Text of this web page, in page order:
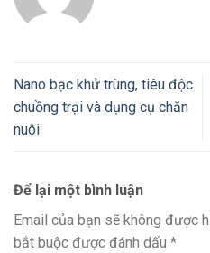
Nano bạc khử trùng, tiêu độc
chuồng trại và dụng cụ chăn
nuôi
Để lại một bình luận
Email của bạn sẽ không được
bắt buộc được đánh dấu *